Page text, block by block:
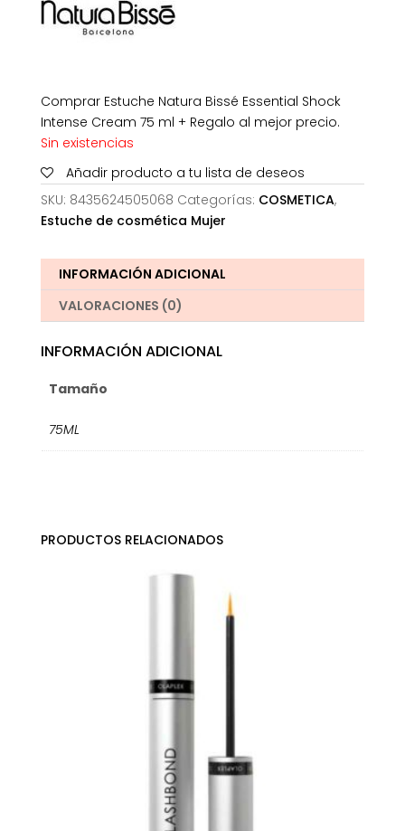
Comprar Estuche Natura Bissé Essential Shock
Intense Cream 75 ml + Regalo al mejor precio.
Sin existencias
Añadir producto a tu lista de deseos
SKU: 8435624505068 Categorías: COSMETICA,
Estuche de cosmética Mujer
INFORMACIÓN ADICIONAL
VALORACIONES (0)
INFORMACIÓN ADICIONAL
Tamaño
75ML
PRODUCTOS RELACIONADOS